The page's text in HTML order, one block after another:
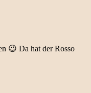
😉 Da hat der Rosso